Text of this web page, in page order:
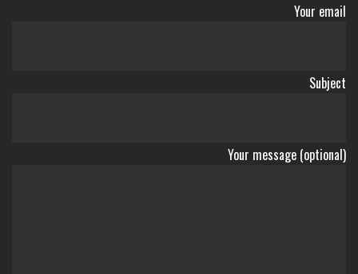
Your email
Subject
Your message (optional)